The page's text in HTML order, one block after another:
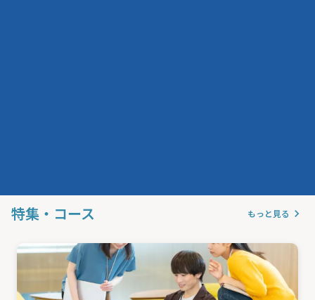
特集・コース もっと見る keyboard_arrow_right